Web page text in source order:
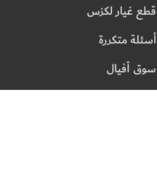
قطع غيار لكزس
أسئلة متكررة
سوق أفيال